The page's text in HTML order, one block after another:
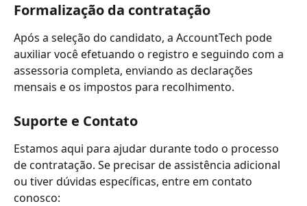
Formalização da contratação
Após a seleção do candidato, a AccountTech pode
auxiliar você efetuando o registro e seguindo com a
assessoria completa, enviando as declarações
mensais e os impostos para recolhimento.
Suporte e Contato
Estamos aqui para ajudar durante todo o processo
de contratação. Se precisar de assistência adicional
ou tiver dúvidas específicas, entre em contato
conosco: